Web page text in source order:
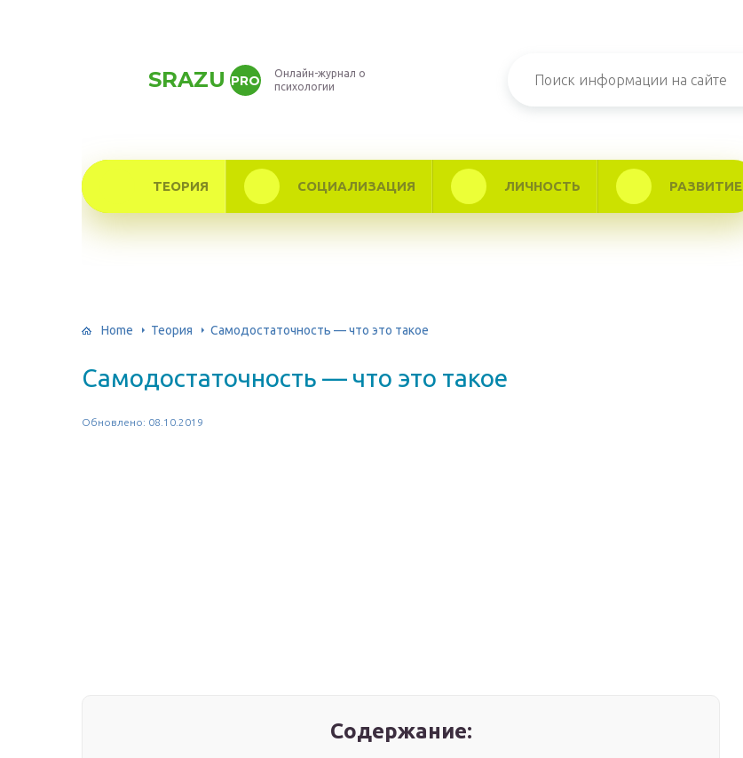
SRAZU PRO
Онлайн-журнал о
психологии
ТЕОРИЯ СОЦИАЛИЗАЦИЯ ЛИЧНОСТЬ РАЗВИТИЕ
Home Теория Самодостаточность — что это такое
Самодостаточность — что это такое
Обновлено: 08.10.2019
Содержание: